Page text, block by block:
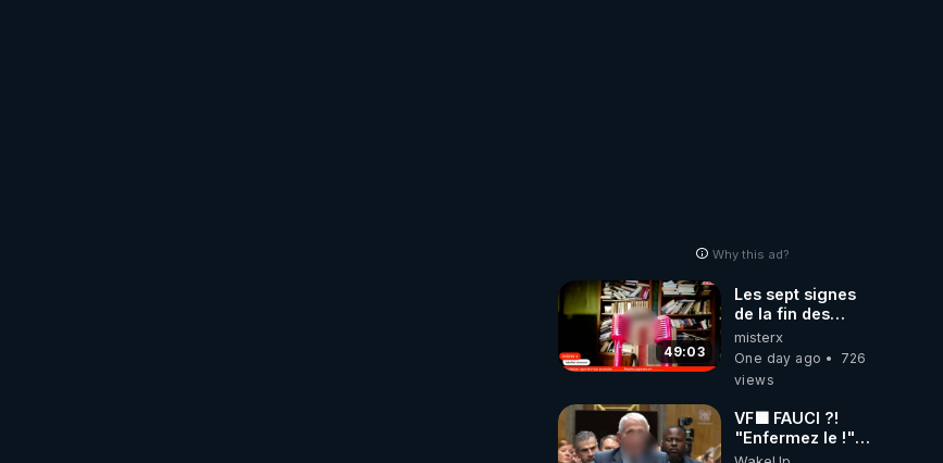
Why this ad?
49:03
Les sept signes
de la fin des
temps selon
l’intervenant
misterx
One day ago
726
views
VF🟩 FAUCI ?!
"Enfermez le !"
(Lock him up!) -